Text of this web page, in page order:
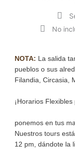
No
NOTA: La salida
pueblos o sus
Filandia, Circasia,
¡Horarios
ponemos en tus
Nuestros tours
12 pm, dándote la